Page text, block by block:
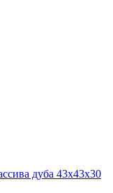
дуба 43х43х30